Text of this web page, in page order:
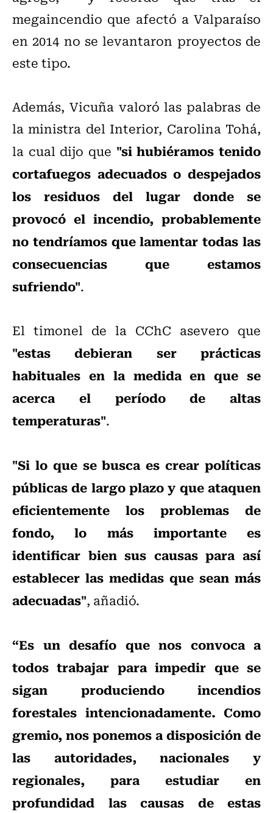
megaincendio que afectó a Valparaíso
en 2014 no se levantaron proyectos de
este tipo.
Además, Vicuña valoró las palabras de
la ministra del Interior, Carolina Tohá,
la cual dijo que "si hubiéramos tenido
cortafuegos adecuados o despejados
los residuos del lugar donde se
provocó el incendio, probablemente
no tendríamos que lamentar todas las
consecuencias que estamos
sufriendo".
El timonel de la CChC asevero que
"estas debieran ser prácticas
habituales en la medida en que se
acerca el período de altas
temperaturas".
"Si lo que se busca es crear políticas
públicas de largo plazo y que ataquen
eficientemente los problemas de
fondo, lo más importante es
identificar bien sus causas para así
establecer las medidas que sean más
adecuadas", añadió.
“Es un desafío que nos convoca a
todos trabajar para impedir que se
sigan produciendo incendios
forestales intencionadamente. Como
gremio, nos ponemos a disposición de
las autoridades, nacionales y
regionales, para estudiar en
profundidad las causas de estas